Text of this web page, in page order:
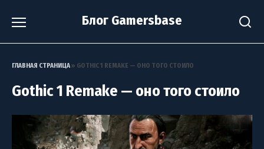
Блог Gamersbase
ГЛАВНАЯ СТРАНИЦА» GOTHIC 1 REMAKE — ОНО ТОГО СТОИЛО
Gothic 1 Remake — оно того стоило